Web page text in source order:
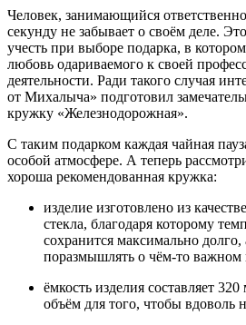
Человек, занимающийся
секунду не забывает о своём деле.
учесть при выборе подарка, в
любовь одариваемого к своей
деятельности. Ради такого случая
от Михалыча» подготовил
кружку «Железнодорожная».
С таким подарком каждая чайная
особой атмосфере. А теперь
хороша рекомендованная кружка:
изделие изготовлено из
стекла, благодаря которому
сохранится максимально долго,
поразмышлять о чём-то важном
ёмкость изделия составляет
объём для того, чтобы вдоволь